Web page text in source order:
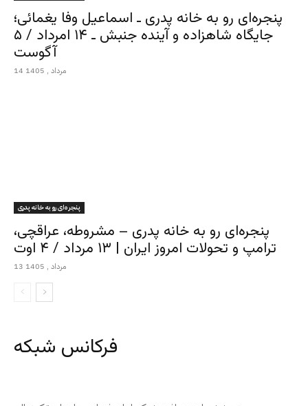
پنجره‌ای رو به خانه پدری ـ اسماعیل وفا یغمائی؛
جایگاه شاهزاده و آینده جنبش ـ ۱۴ امرداد / ۵
آگوست
14 مرداد , 1405
پنجره‌ای رو به خانه پدری
پنجره‌ای رو به خانه پدری – مشروطه، عراقچی،
ترامپ و تحولات امروز ایران | ۱۳ مرداد / ۴ اوت
13 مرداد , 1405
فرکانس شبکه